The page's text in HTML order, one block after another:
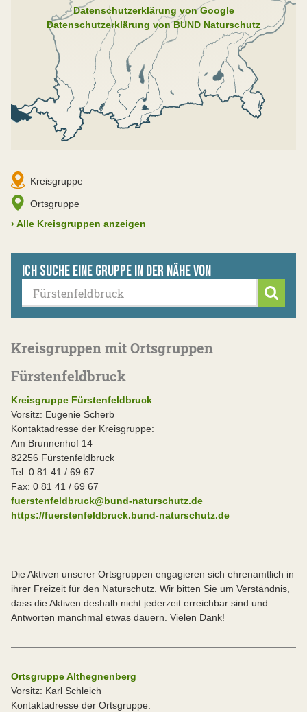
Datenschutzerklärung von Google
Datenschutzerklärung von BUND Naturschutz
Kreisgruppe
Ortsgruppe
› Alle Kreisgruppen anzeigen
Ich suche eine Gruppe in der Nähe von
Kreisgruppen mit Ortsgruppen
Fürstenfeldbruck
Kreisgruppe Fürstenfeldbruck
Vorsitz: Eugenie Scherb
Kontaktadresse der Kreisgruppe:
Am Brunnenhof 14
82256 Fürstenfeldbruck
Tel: 0 81 41 / 69 67
Fax: 0 81 41 / 69 67
fuerstenfeldbruck@bund-naturschutz.de
https://fuerstenfeldbruck.bund-naturschutz.de
Die Aktiven unserer Ortsgruppen engagieren sich ehrenamtlich in
ihrer Freizeit für den Naturschutz. Wir bitten Sie um Verständnis,
dass die Aktiven deshalb nicht jederzeit erreichbar sind und
Antworten manchmal etwas dauern. Vielen Dank!
Ortsgruppe Althegnenberg
Vorsitz: Karl Schleich
Kontaktadresse der Ortsgruppe: